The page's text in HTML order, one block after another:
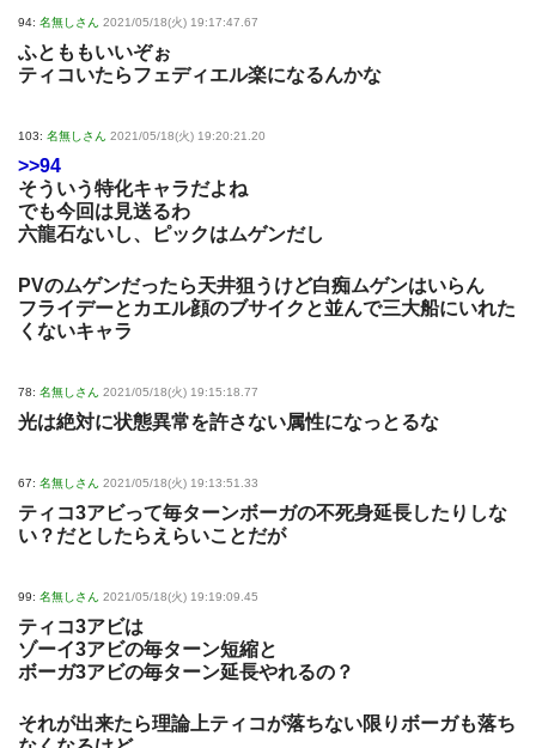
94: 名無しさん 2021/05/18(火) 19:17:47.67
ふとももいいぞぉ
ティコいたらフェディエル楽になるんかな
103: 名無しさん 2021/05/18(火) 19:20:21.20
>>94
そういう特化キャラだよね
でも今回は見送るわ
六龍石ないし、ピックはムゲンだし
PVのムゲンだったら天井狙うけど白痴ムゲンはいらん
フライデーとカエル顔のブサイクと並んで三大船にいれた
くないキャラ
78: 名無しさん 2021/05/18(火) 19:15:18.77
光は絶対に状態異常を許さない属性になっとるな
67: 名無しさん 2021/05/18(火) 19:13:51.33
ティコ3アビって毎ターンボーガの不死身延長したりしな
い？だとしたらえらいことだが
99: 名無しさん 2021/05/18(火) 19:19:09.45
ティコ3アビは
ゾーイ3アビの毎ターン短縮と
ボーガ3アビの毎ターン延長やれるの？
それが出来たら理論上ティコが落ちない限りボーガも落ち